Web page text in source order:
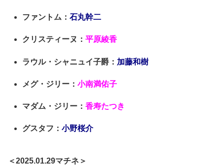
ファントム：石丸幹二
クリスティーヌ：平原綾香
ラウル・シャニュイ子爵： 加藤和樹
メグ・ジリー：小南満佑子
マダム・ジリー：香寿たつき
グスタフ：小野桜介
＜2025.01.29マチネ＞